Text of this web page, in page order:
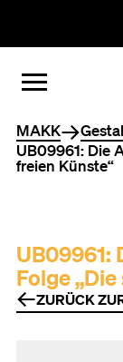
MENÜ ÖFFNEN
MENÜ
Sie
MAKK
UB09961: Die
freien Künste“
UB09961:
Folge
ZURÜCK